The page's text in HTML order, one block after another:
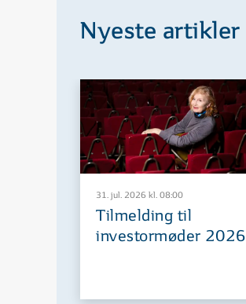
Nyeste artikler
31. jul. 2026 kl. 08:00
Tilmelding til
investormøder 2026